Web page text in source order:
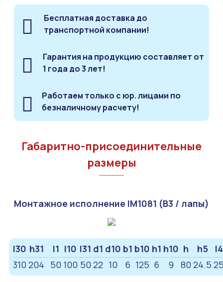
Бесплатная доставка до
транспортной компании!
Гарантия на продукцию составляет от
1 года до 3 лет!
Работаем только с юр. лицами по
безналичному расчету!
Габаритно-присоединительные
размеры
Монтажное исполнение IM1081 (B3 / лапы)
l30 h31 l1 l10 l31 d1 d10 b1 b10 h1 h10 h h5
l4
310 204 50 100 50 22 10 6 125 6 9 80 24.5